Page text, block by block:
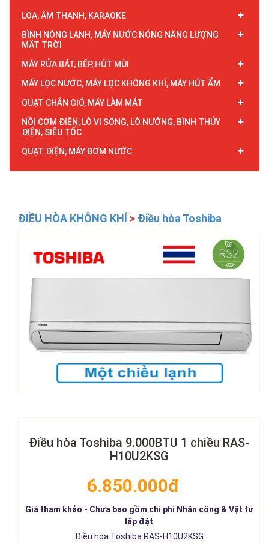
LOA, ÂM THANH, KARAOKE
BÌNH NÓNG LẠNH, MÁY NƯỚC NÓNG NĂNG LƯỢNG
MẶT TRỜI
MÁY RỬA BÁT, BẾP, HÚT MÙI
MÁY LỌC NƯỚC, MÁY LỌC KHÔNG KHÍ, MÁY HÚT ẨM
QUẠT CHẮN GIÓ, MÁY LÀM MÁT
NỒI CƠM ĐIỆN, LÒ VI SÓNG, LÒ NƯỚNG, BÌNH THỦY
ĐIỆN, SIÊU TỐC
QUẠT ĐIỆN, MÁY BƠM NƯỚC
ĐIỀU HÒA KHÔNG KHÍ > Điều hòa Toshiba
Điều hòa Toshiba 9.000BTU 1 chiều RAS-
H10U2KSG
6.850.000đ
Giá tham khảo - Chưa bao gồm chi phí Nhân công & Vật tư
lắp đặt
Điều hòa Toshiba RAS-H10U2KSG